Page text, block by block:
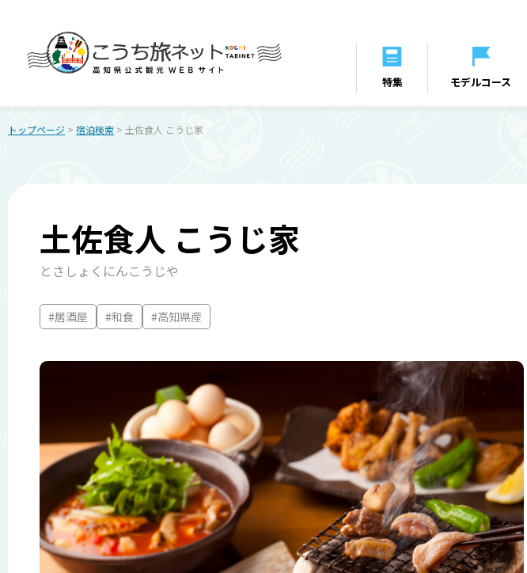
特集 モデルコース
トップページ > 宿泊検索 > 土佐食人 こうじ家
土佐食人 こうじ家
とさしょくにんこうじや
#居酒屋 #和食 #高知県産